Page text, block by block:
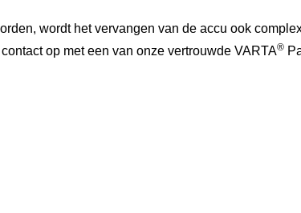
wordt het vervangen van de accu ook
op met een van onze vertrouwde VARTA®